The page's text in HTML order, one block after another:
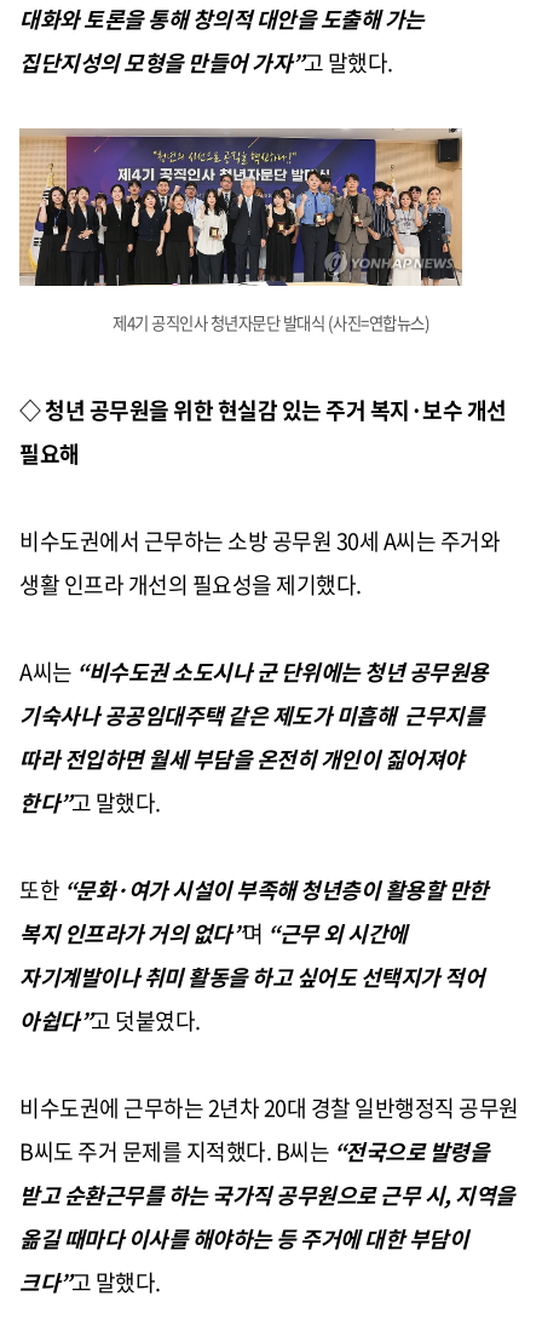
대화와 토론을 통해 창의적 대안을 도출해 가는
집단지성의 모형을 만들어 가자”고 말했다.
제4기 공직인사 청년자문단 발대식 (사진=연합뉴스)
◇ 청년 공무원을 위한 현실감 있는 주거 복지·보수 개선
필요해
비수도권에서 근무하는 소방 공무원 30세 A씨는 주거와
생활 인프라 개선의 필요성을 제기했다.
A씨는 “비수도권 소도시나 군 단위에는 청년 공무원용
기숙사나 공공임대주택 같은 제도가 미흡해 근무지를
따라 전입하면 월세 부담을 온전히 개인이 짊어져야
한다”고 말했다.
또한 “문화·여가 시설이 부족해 청년층이 활용할 만한
복지 인프라가 거의 없다”며 “근무 외 시간에
자기계발이나 취미 활동을 하고 싶어도 선택지가 적어
아쉽다”고 덧붙였다.
비수도권에 근무하는 2년차 20대 경찰 일반행정직 공무원
B씨도 주거 문제를 지적했다. B씨는 “전국으로 발령을
받고 순환근무를 하는 국가직 공무원으로 근무 시, 지역을
옮길 때마다 이사를 해야하는 등 주거에 대한 부담이
크다”고 말했다.